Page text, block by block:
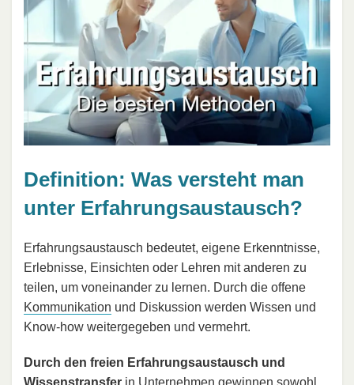
Definition: Was versteht man
unter Erfahrungsaustausch?
Erfahrungsaustausch bedeutet, eigene Erkenntnisse,
Erlebnisse, Einsichten oder Lehren mit anderen zu
teilen, um voneinander zu lernen. Durch die offene
Kommunikation und Diskussion werden Wissen und
Know-how weitergegeben und vermehrt.
Durch den freien Erfahrungsaustausch und
Wissenstransfer in Unternehmen gewinnen sowohl